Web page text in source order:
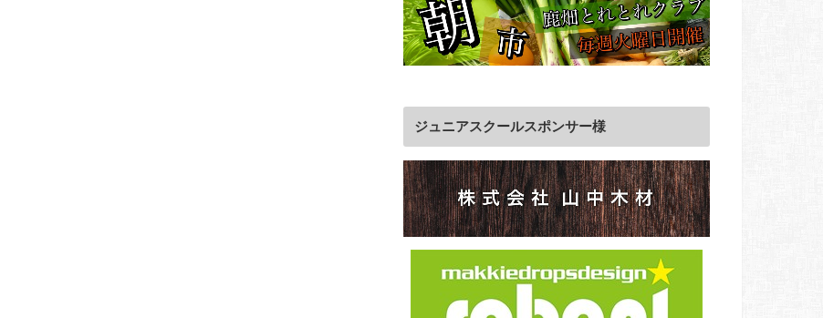
ジュニアスクールスポンサー様